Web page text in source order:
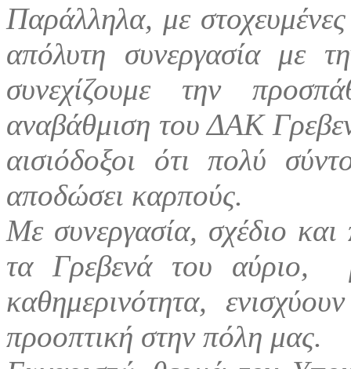
Παράλληλα, με στοχευμένες
απόλυτη συνεργασία με
συνεχίζουμε την
αναβάθμιση του ΔΑΚ
αισιόδοξοι ότι πολύ
αποδώσει καρπούς.
Με συνεργασία, σχέδιο και
τα Γρεβενά του αύριο,
καθημερινότητα,
προοπτική στην πόλη μας.